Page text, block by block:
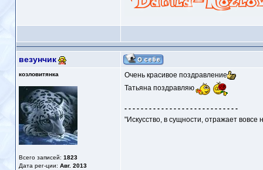
везунчик
козловитянка
Всего записей: 1823
Дата рег-ции: Авг. 2013
Очень красивое поздравление
Татьяна поздравляю
- - - - - - - - - - - - - - - - - - - - - - - - - - - -
"Искусство, в сущности, отражает